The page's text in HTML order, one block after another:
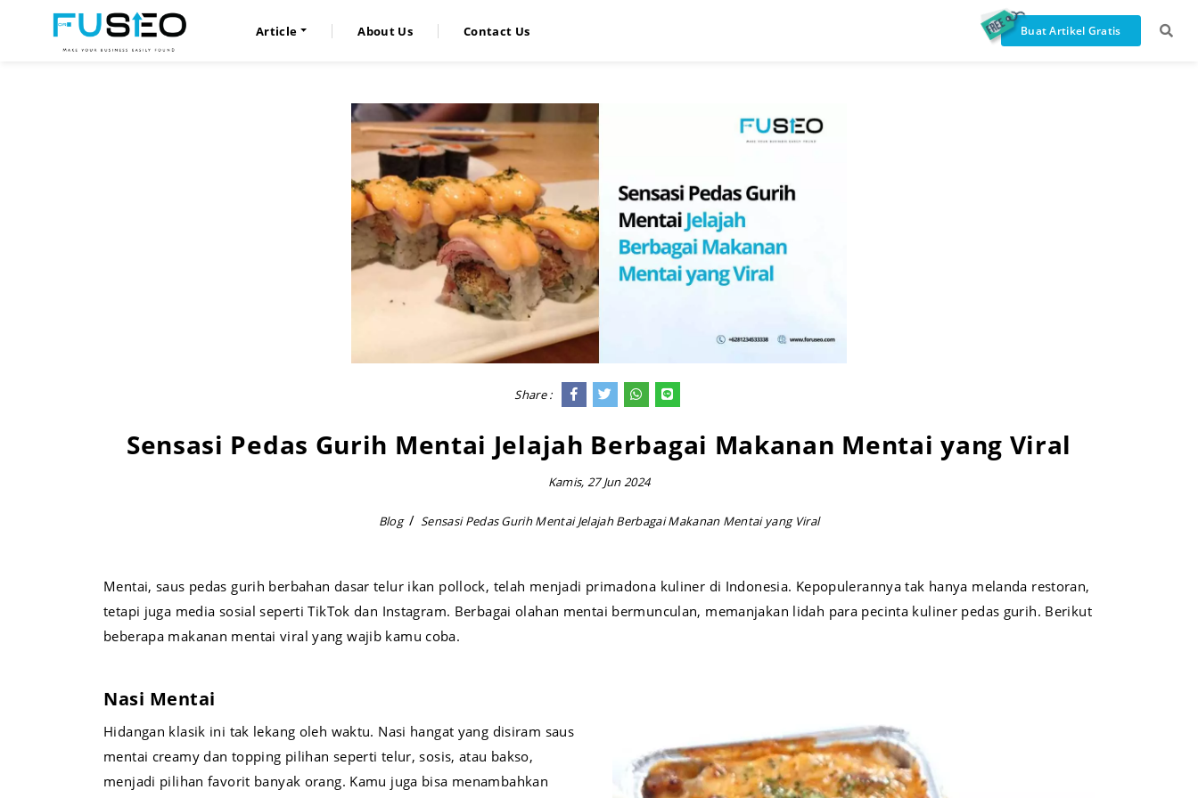
Article About Us Contact Us Buat Artikel Gratis
Share :
Sensasi Pedas Gurih Mentai Jelajah Berbagai Makanan Mentai yang Viral
Kamis, 27 Jun 2024
Blog Sensasi Pedas Gurih Mentai Jelajah Berbagai Makanan Mentai yang Viral
Mentai, saus pedas gurih berbahan dasar telur ikan pollock, telah menjadi primadona kuliner di Indonesia. Kepopulerannya tak hanya melanda restoran,
tetapi juga media sosial seperti TikTok dan Instagram. Berbagai olahan mentai bermunculan, memanjakan lidah para pecinta kuliner pedas gurih. Berikut
beberapa makanan mentai viral yang wajib kamu coba.
Nasi Mentai
Hidangan klasik ini tak lekang oleh waktu. Nasi hangat yang disiram saus
mentai creamy dan topping pilihan seperti telur, sosis, atau bakso,
menjadi pilihan favorit banyak orang. Kamu juga bisa menambahkan